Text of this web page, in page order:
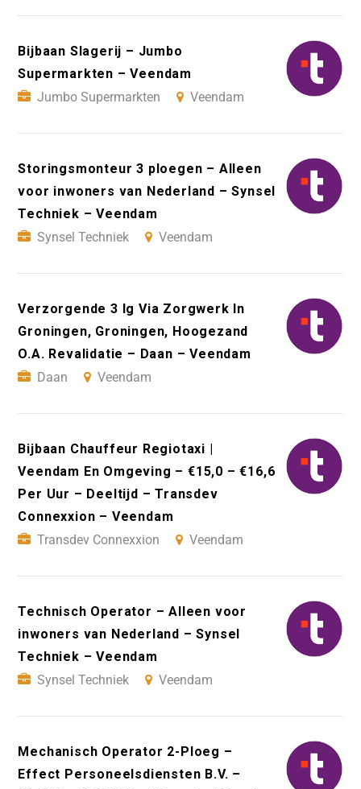
Bijbaan Slagerij – Jumbo
Supermarkten – Veendam
Jumbo Supermarkten
Veendam
Storingsmonteur 3 ploegen – Alleen
voor inwoners van Nederland – Synsel
Techniek – Veendam
Synsel Techniek
Veendam
Verzorgende 3 Ig Via Zorgwerk In
Groningen, Groningen, Hoogezand
O.A. Revalidatie – Daan – Veendam
Daan
Veendam
Bijbaan Chauffeur Regiotaxi |
Veendam En Omgeving – €15,0 – €16,6
Per Uur – Deeltijd – Transdev
Connexxion – Veendam
Transdev Connexxion
Veendam
Technisch Operator – Alleen voor
inwoners van Nederland – Synsel
Techniek – Veendam
Synsel Techniek
Veendam
Mechanisch Operator 2-Ploeg –
Effect Personeelsdiensten B.V. –